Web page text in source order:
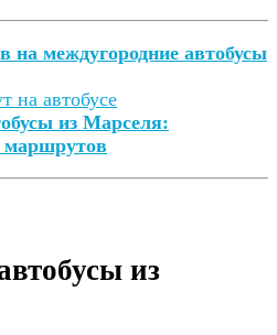
на междугородние автобусы
на автобусе
из Марселя:
маршрутов
из